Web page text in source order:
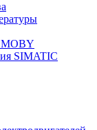
SIMATIC